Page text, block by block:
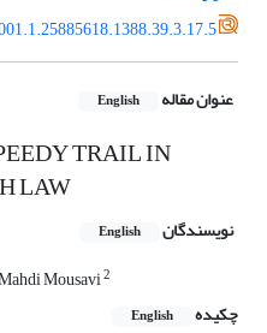
عنوان مقاله English
TRAIL IN
LAW
نویسندگان English
Mousavi2
چکیده English